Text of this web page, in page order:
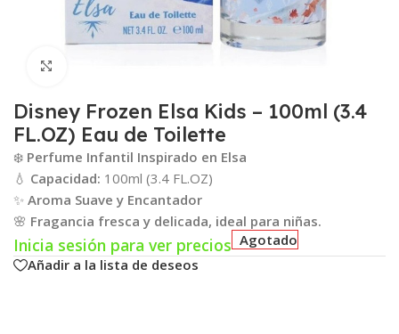
Disney Frozen Elsa Kids – 100ml (3.4
FL.OZ) Eau de Toilette
❄️ Perfume Infantil Inspirado en Elsa
💧 Capacidad: 100ml (3.4 FL.OZ)
✨ Aroma Suave y Encantador
🌸 Fragancia fresca y delicada, ideal para niñas.
Inicia sesión para ver precios Agotado
Añadir a la lista de deseos